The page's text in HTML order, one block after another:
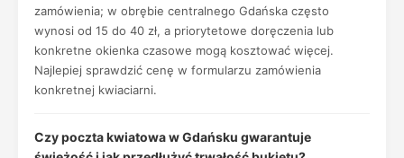
zamówienia; w obrębie centralnego Gdańska często
wynosi od 15 do 40 zł, a priorytetowe doręczenia lub
konkretne okienka czasowe mogą kosztować więcej.
Najlepiej sprawdzić cenę w formularzu zamówienia
konkretnej kwiaciarni.
Czy poczta kwiatowa w Gdańsku gwarantuje